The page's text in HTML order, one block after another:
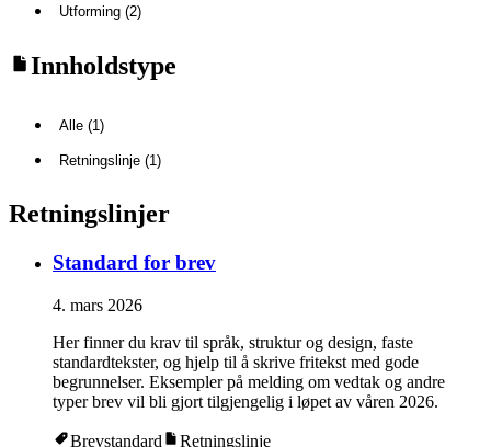
Utforming (2)
Innholdstype
Alle (1)
Retningslinje (1)
Retningslinjer
Standard for brev
4. mars 2026
Her finner du krav til språk, struktur og design, faste
standardtekster, og hjelp til å skrive fritekst med gode
begrunnelser. Eksempler på melding om vedtak og andre
typer brev vil bli gjort tilgjengelig i løpet av våren 2026.
Brevstandard Retningslinje